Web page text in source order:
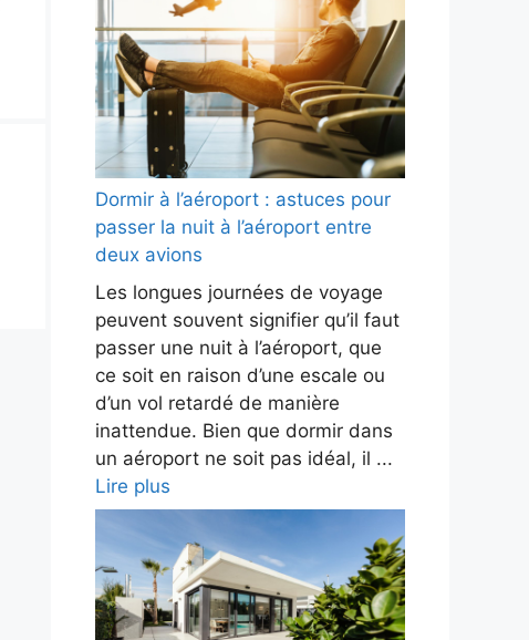
Dormir à l’aéroport : astuces pour
passer la nuit à l’aéroport entre
deux avions
Les longues journées de voyage
peuvent souvent signifier qu’il faut
passer une nuit à l’aéroport, que
ce soit en raison d’une escale ou
d’un vol retardé de manière
inattendue. Bien que dormir dans
un aéroport ne soit pas idéal, il ...
Lire plus